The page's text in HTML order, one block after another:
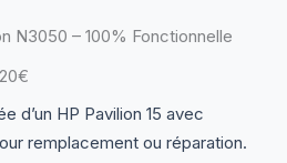
N3050 – 100% Fonctionnelle
d’un HP Pavilion 15 avec
remplacement ou réparation.